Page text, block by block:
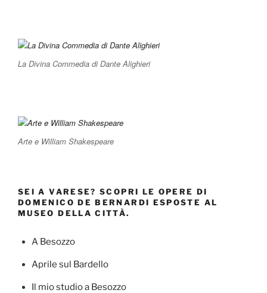
La Divina Commedia di Dante Alighieri
Arte e William Shakespeare
SEI A VARESE? SCOPRI LE OPERE DI
DOMENICO DE BERNARDI ESPOSTE AL
MUSEO DELLA CITTÀ.
A Besozzo
Aprile sul Bardello
Il mio studio a Besozzo